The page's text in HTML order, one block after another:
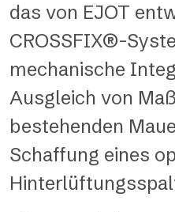
das von EJOT
CROSSFIX®-
mechanische
Ausgleich von
bestehenden
Schaffung eines